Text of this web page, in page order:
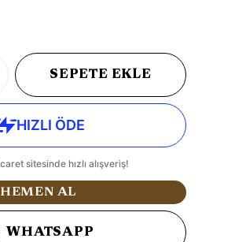
SEPETE EKLE
HEMEN AL
WHATSAPP